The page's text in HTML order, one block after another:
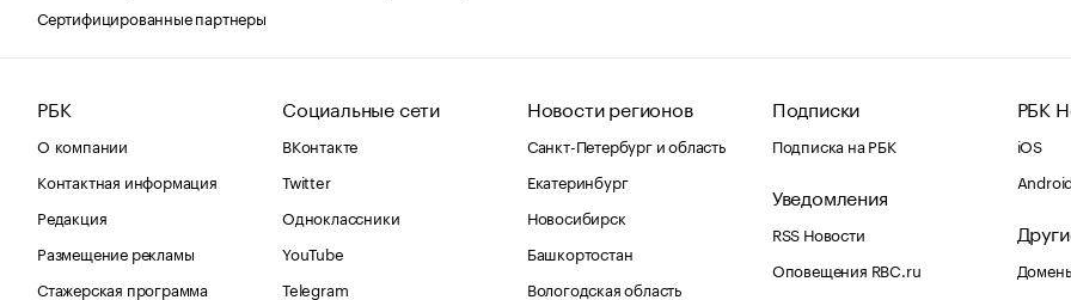
Сертифицированные партнеры
РБК
О компании
Контактная информация
Редакция
Размещение рекламы
Стажерская программа
Социальные сети
ВКонтакте
Twitter
Одноклассники
YouTube
Telegram
Новости регионов
Санкт-Петербург и область
Екатеринбург
Новосибирск
Башкортостан
Вологодская область
Подписки
Подписка на РБК
Уведомления
RSS Новости
Оповещения RBC.ru
РБК
iOS